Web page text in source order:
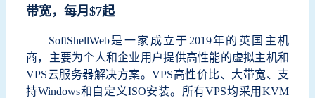
带宽，每月$7起
SoftShellWeb是一家成立于2019年的英国主机
商，主要为个人和企业用户提供高性能的虚拟主机和
VPS云服务器解决方案。VPS高性价比、大带宽、支
持Windows和自定义ISO安装。所有VPS均采用KVM